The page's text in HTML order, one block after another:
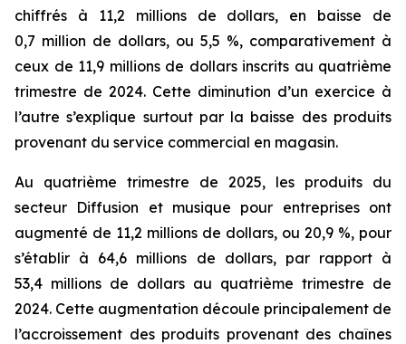
chiffrés à 11,2 millions de dollars, en baisse de
0,7 million de dollars, ou 5,5 %, comparativement à
ceux de 11,9 millions de dollars inscrits au quatrième
trimestre de 2024. Cette diminution d’un exercice à
l’autre s’explique surtout par la baisse des produits
provenant du service commercial en magasin.
Au quatrième trimestre de 2025, les produits du
secteur Diffusion et musique pour entreprises ont
augmenté de 11,2 millions de dollars, ou 20,9 %, pour
s’établir à 64,6 millions de dollars, par rapport à
53,4 millions de dollars au quatrième trimestre de
2024. Cette augmentation découle principalement de
l’accroissement des produits provenant des chaînes